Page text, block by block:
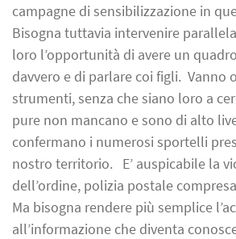
campagne di sensibilizzazione in
Bisogna tuttavia intervenire
loro l’opportunità di avere un
davvero e di parlare coi figli. Vanno
strumenti, senza che siano loro a
pure non mancano e sono di alto
confermano i numerosi sportelli
nostro territorio. E’ auspicabile la
dell’ordine, polizia postale
Ma bisogna rendere più semplice
all’informazione che diventa